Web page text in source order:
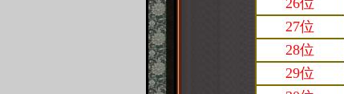
26位
27位
28位
29位